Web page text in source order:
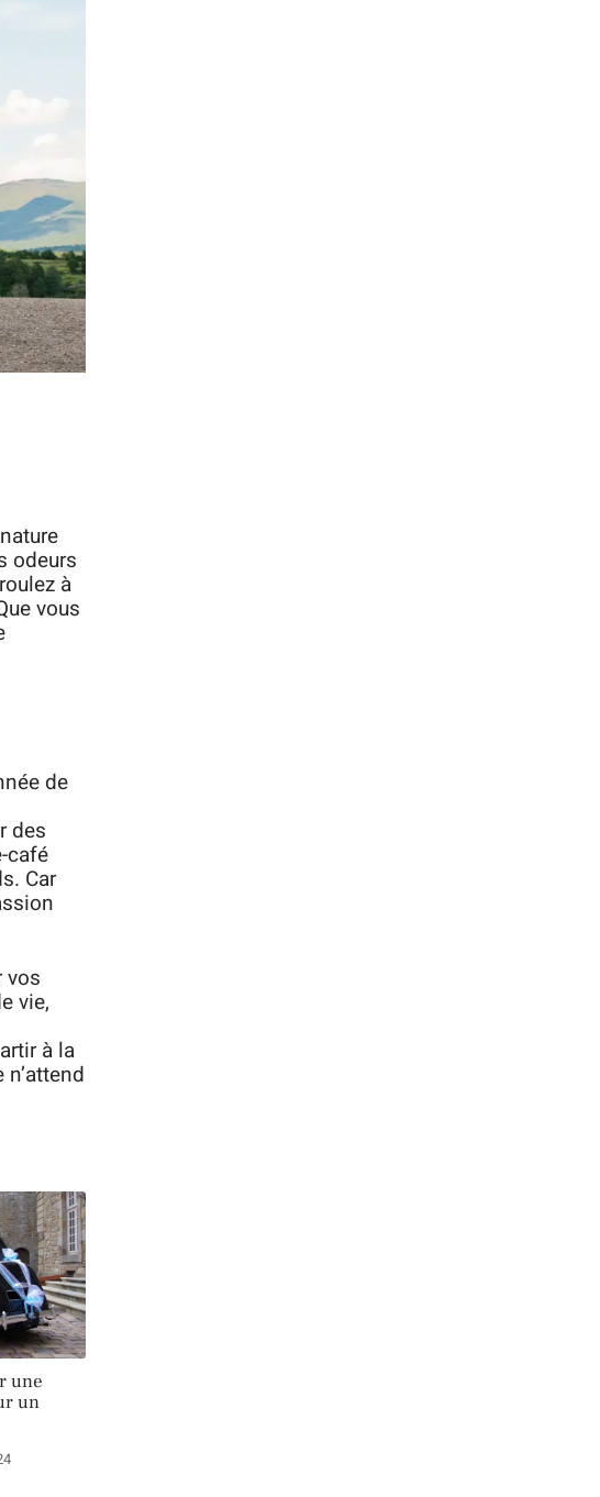
odeurs
à
vous
de
des
café
Car
vos
vie,
à la
une
un